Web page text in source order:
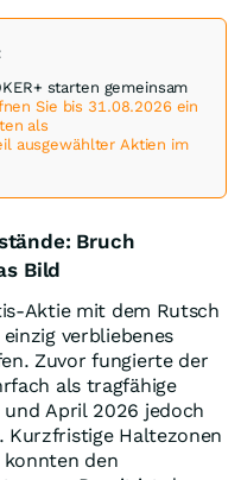
starten gemeinsam
Sie bis 31.08.2026 ein
als
ausgewählter Aktien im
Bruch
Bild
Aktie mit dem Rutsch
verbliebenes
Zuvor fungierte der
als tragfähige
April 2026 jedoch
Haltezonen
konnten den